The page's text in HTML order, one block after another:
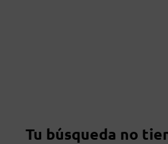
Tu búsqueda no